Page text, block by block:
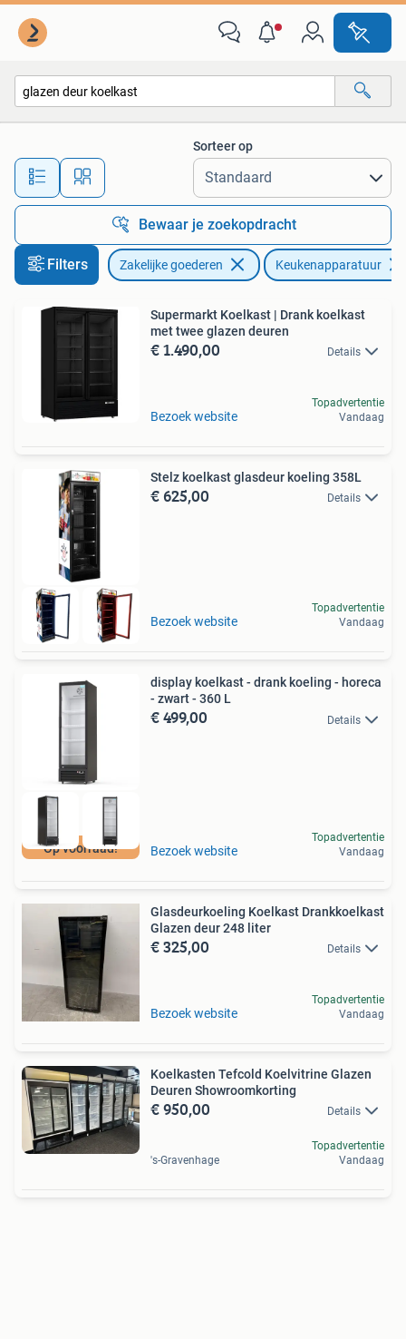
Alle afstanden…
Sorteer op
Bewaar je zoekopdracht
Filters Zakelijke goederen Keukenapparatuur
Supermarkt Koelkast | Drank koelkast
met twee glazen deuren
€ 1.490,00 Details
Bezoek website
Topadvertentie
Vandaag
Stelz koelkast glasdeur koeling 358L
€ 625,00 Details
Bezoek website
Topadvertentie
Vandaag
Op voorraad!
display koelkast - drank koeling - horeca
- zwart - 360 L
€ 499,00 Details
Bezoek website
Topadvertentie
Vandaag
Glasdeurkoeling Koelkast Drankkoelkast
Glazen deur 248 liter
€ 325,00 Details
Bezoek website
Topadvertentie
Vandaag
Koelkasten Tefcold Koelvitrine Glazen
Deuren Showroomkorting
€ 950,00 Details
's-Gravenhage
Topadvertentie
Vandaag